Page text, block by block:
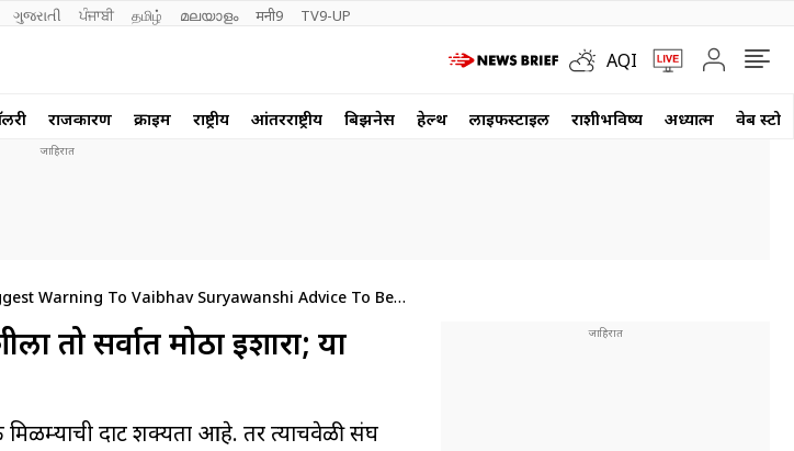
ગુજરાતી ਪੰਜਾਬੀ தமிழ் മലയാളം मनी9 TV9-UP
AQI
राजकारण क्राईम राष्ट्रीय आंतरराष्ट्रीय बिझनेस हेल्थ लाईफस्टाईल राशीभविष्य अध्यात्म वेब
Warning To Vaibhav Suryawanshi Advice To Be
तो सर्वात मोठा इशारा; या
दाट शक्यता आहे. तर त्याचवेळी संघ